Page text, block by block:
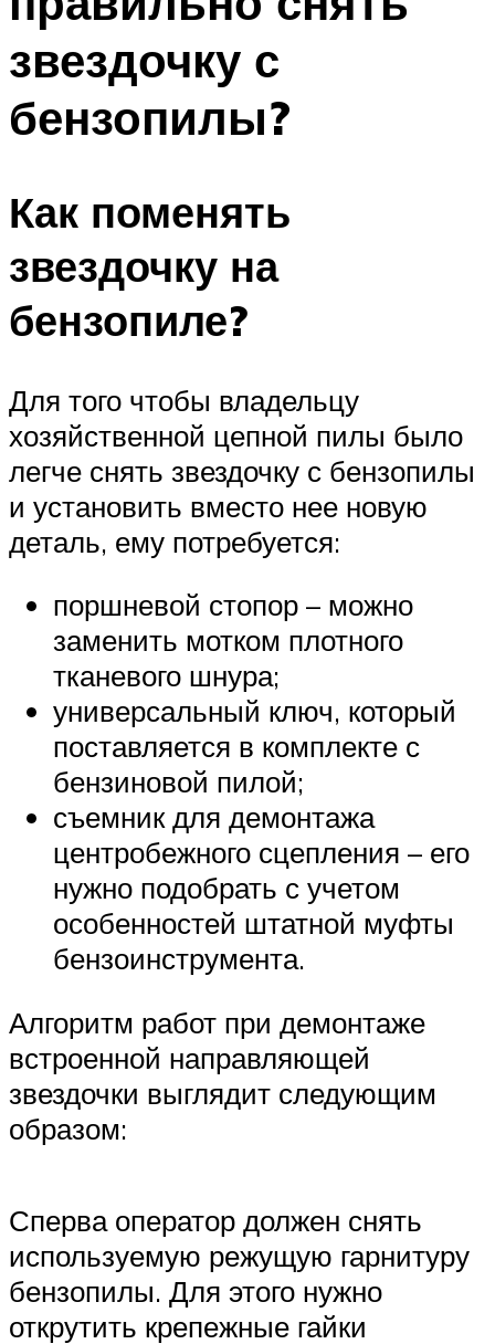
звездочку с
бензопилы?
Как поменять
звездочку на
бензопиле?
Для того чтобы владельцу
хозяйственной цепной пилы было
легче снять звездочку с бензопилы
и установить вместо нее новую
деталь, ему потребуется:
поршневой стопор – можно
заменить мотком плотного
тканевого шнура;
универсальный ключ, который
поставляется в комплекте с
бензиновой пилой;
съемник для демонтажа
центробежного сцепления – его
нужно подобрать с учетом
особенностей штатной муфты
бензоинструмента.
Алгоритм работ при демонтаже
встроенной направляющей
звездочки выглядит следующим
образом:
Сперва оператор должен снять
используемую режущую гарнитуру
бензопилы. Для этого нужно
открутить крепежные гайки